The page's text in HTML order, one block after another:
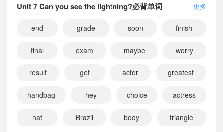
Unit 7 Can you see the lightning?必背单词 更多
end grade soon finish
final exam maybe worry
result get actor greatest
handbag hey choice actress
hat Brazil body triangle
小宝586216